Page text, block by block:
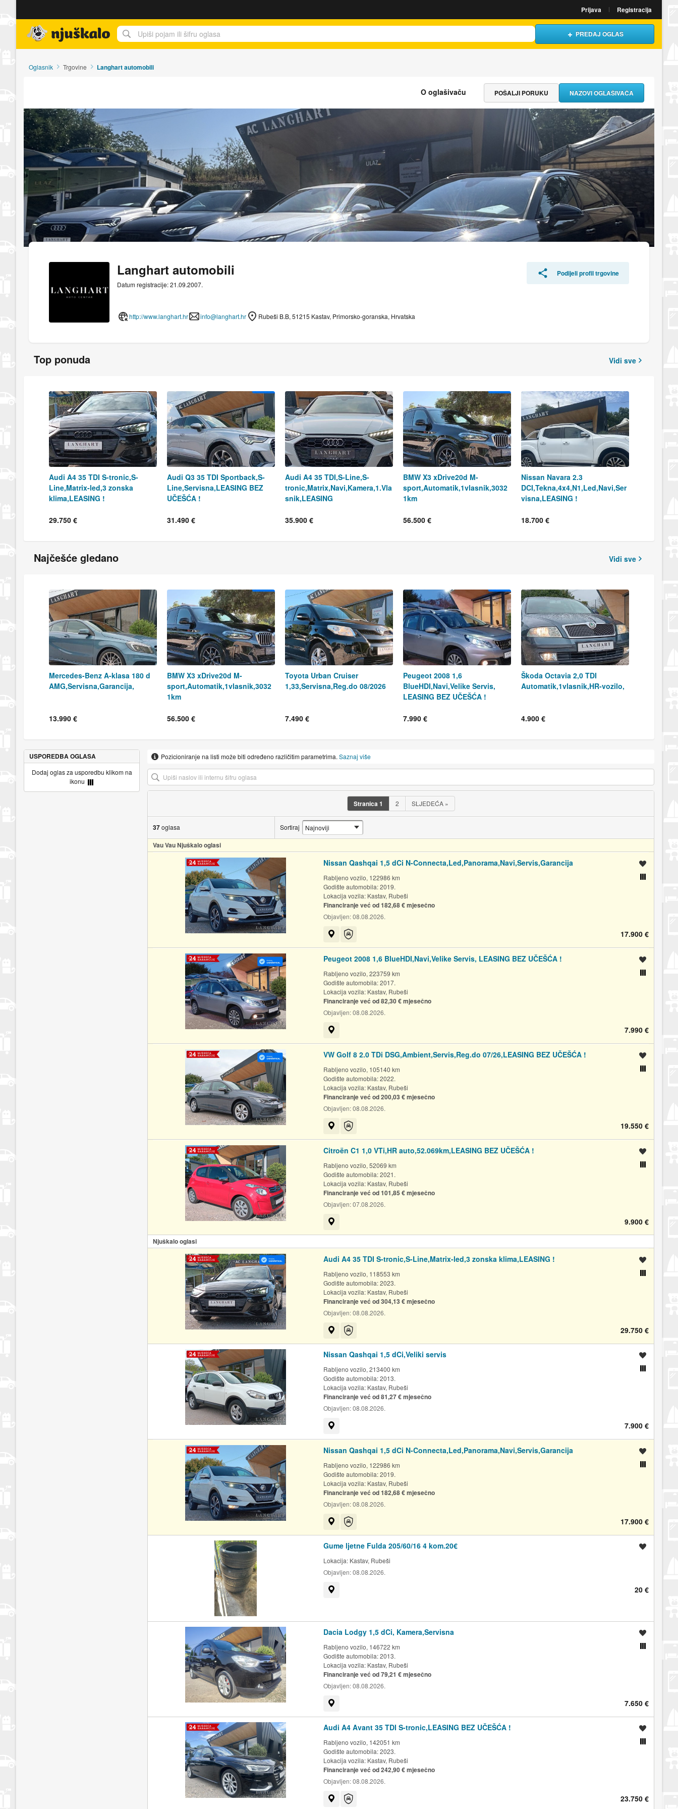
Prijava Registracija
PREDAJ OGLAS
Oglasnik Trgovine Langhart automobili
Langhart automobili
Datum registracije: 21.09.2007.
http://www.langhart.hr info@langhart.hr Rubeši B.B, 51215 Kastav, Primorsko-goranska, Hrvatska
Podijeli profil trgovine
O oglašivaču NAZOVI OGLAŠIVAČA
POŠALJI PORUKU
Top ponuda Vidi sve
Audi A4 35 TDI S-tronic,S-
Line,Matrix-led,3 zonska
klima,LEASING !
29.750 €
Audi Q3 35 TDI Sportback,S-
Line,Servisna,LEASING BEZ
UČEŠĆA !
31.490 €
Audi A4 35 TDI,S-Line,S-
tronic,Matrix,Navi,Kamera,1.Vla
snik,LEASING
35.900 €
BMW X3 xDrive20d M-
sport,Automatik,1vlasnik,3032
1km
56.500 €
Nissan Navara 2.3
DCI,Tekna,4x4,N1,Led,Navi,Ser
visna,LEASING !
18.700 €
Najčešće gledano Vidi sve
Mercedes-Benz A-klasa 180 d
AMG,Servisna,Garancija,
13.990 €
BMW X3 xDrive20d M-
sport,Automatik,1vlasnik,3032
1km
56.500 €
Toyota Urban Cruiser
1,33,Servisna,Reg.do 08/2026
7.490 €
Peugeot 2008 1,6
BlueHDI,Navi,Velike Servis,
LEASING BEZ UČEŠĆA !
7.990 €
Škoda Octavia 2,0 TDI
Automatik,1vlasnik,HR-vozilo,
4.900 €
Pozicioniranje na listi može biti određeno različitim parametrima. Saznaj više
Stranica1 2 SLJEDEĆA »
37oglasa Sortiraj
Vau Vau Njuškalo oglasi
Nissan Qashqai 1,5 dCi N-Connecta,Led,Panorama,Navi,Servis,Garancija
Rabljeno vozilo, 122986 km
Godište automobila: 2019.
Lokacija vozila: Kastav, Rubeši
Financiranje već od 182,68 € mjesečno
Objavljen:08.08.2026.
17.900 €
Peugeot 2008 1,6 BlueHDI,Navi,Velike Servis, LEASING BEZ UČEŠĆA !
Rabljeno vozilo, 223759 km
Godište automobila: 2017.
Lokacija vozila: Kastav, Rubeši
Financiranje već od 82,30 € mjesečno
Objavljen:08.08.2026.
7.990 €
VW Golf 8 2.0 TDi DSG,Ambient,Servis,Reg.do 07/26,LEASING BEZ UČEŠĆA !
Rabljeno vozilo, 105140 km
Godište automobila: 2022.
Lokacija vozila: Kastav, Rubeši
Financiranje već od 200,03 € mjesečno
Objavljen:08.08.2026.
19.550 €
Citroën C1 1,0 VTi,HR auto,52.069km,LEASING BEZ UČEŠĆA !
Rabljeno vozilo, 52069 km
Godište automobila: 2021.
Lokacija vozila: Kastav, Rubeši
Financiranje već od 101,85 € mjesečno
Objavljen:07.08.2026.
9.900 €
Njuškalo oglasi
Audi A4 35 TDI S-tronic,S-Line,Matrix-led,3 zonska klima,LEASING !
Rabljeno vozilo, 118553 km
Godište automobila: 2023.
Lokacija vozila: Kastav, Rubeši
Financiranje već od 304,13 € mjesečno
Objavljen:08.08.2026.
29.750 €
Nissan Qashqai 1,5 dCi,Veliki servis
Rabljeno vozilo, 213400 km
Godište automobila: 2013.
Lokacija vozila: Kastav, Rubeši
Financiranje već od 81,27 € mjesečno
Objavljen:08.08.2026.
7.900 €
Nissan Qashqai 1,5 dCi N-Connecta,Led,Panorama,Navi,Servis,Garancija
Rabljeno vozilo, 122986 km
Godište automobila: 2019.
Lokacija vozila: Kastav, Rubeši
Financiranje već od 182,68 € mjesečno
Objavljen:08.08.2026.
17.900 €
Gume ljetne Fulda 205/60/16 4 kom.20€
Lokacija: Kastav, Rubeši
Objavljen:08.08.2026.
20 €
Dacia Lodgy 1,5 dCi, Kamera,Servisna
Rabljeno vozilo, 146722 km
Godište automobila: 2013.
Lokacija vozila: Kastav, Rubeši
Financiranje već od 79,21 € mjesečno
Objavljen:08.08.2026.
7.650 €
Audi A4 Avant 35 TDI S-tronic,LEASING BEZ UČEŠĆA !
Rabljeno vozilo, 142051 km
Godište automobila: 2023.
Lokacija vozila: Kastav, Rubeši
Financiranje već od 242,90 € mjesečno
Objavljen:08.08.2026.
23.750 €
USPOREDBA OGLASA
Dodaj oglas za usporedbu klikom na
ikonu